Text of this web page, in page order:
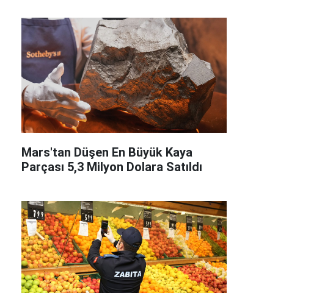
Mars'tan Düşen En Büyük Kaya
Parçası 5,3 Milyon Dolara Satıldı